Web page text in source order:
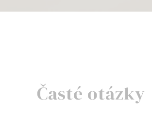
Časté otázky